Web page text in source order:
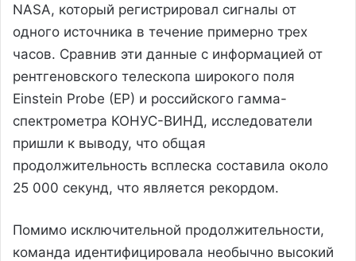
NASA, который регистрировал сигналы от
одного источника в течение примерно трех
часов. Сравнив эти данные с информацией от
рентгеновского телескопа широкого поля
Einstein Probe (EP) и российского гамма-
спектрометра КОНУС-ВИНД, исследователи
пришли к выводу, что общая
продолжительность всплеска составила около
25 000 секунд, что является рекордом.
Помимо исключительной продолжительности,
команда идентифицировала необычно высокий